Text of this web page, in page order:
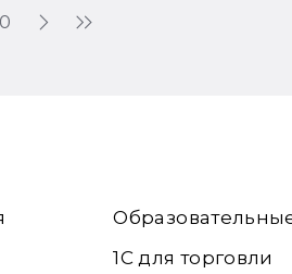
1С для торговли